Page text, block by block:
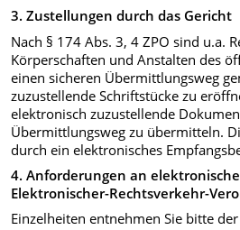
3. Zustellungen durch das Gericht
Nach § 174 Abs. 3, 4 ZPO sind u.a.
Körperschaften und Anstalten des
einen sicheren Übermittlungsweg
zuzustellende Schriftstücke zu
elektronisch zuzustellende
Übermittlungsweg zu übermitteln.
durch ein elektronisches
4. Anforderungen an
Elektronischer-Rechtsverkehr-
Einzelheiten entnehmen Sie bitte der